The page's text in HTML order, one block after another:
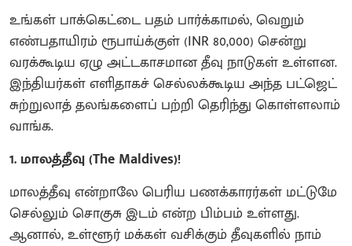
உங்கள் பாக்கெட்டை பதம் பார்க்காமல், வெறும்
எண்பதாயிரம் ரூபாய்க்குள் (INR 80,000) சென்று
வரக்கூடிய ஏழு அட்டகாசமான தீவு நாடுகள் உள்ளன.
இந்தியர்கள் எளிதாகச் செல்லக்கூடிய அந்த பட்ஜெட்
சுற்றுலாத் தலங்களைப் பற்றி தெரிந்து கொள்ளலாம்
வாங்க.
1. மாலத்தீவு (The Maldives)!
மாலத்தீவு என்றாலே பெரிய பணக்காரர்கள் மட்டுமே
செல்லும் சொகுசு இடம் என்ற பிம்பம் உள்ளது.
ஆனால், உள்ளூர் மக்கள் வசிக்கும் தீவுகளில் நாம்